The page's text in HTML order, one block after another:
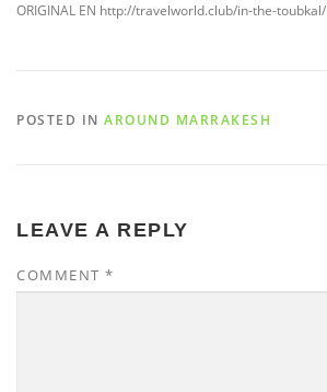
ORIGINAL EN http://travelworld.club/in-the-toubkal/
POSTED IN AROUND MARRAKESH
LEAVE A REPLY
COMMENT *